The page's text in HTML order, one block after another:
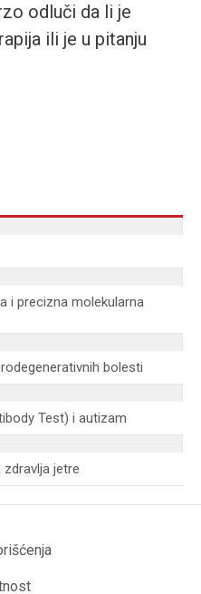
odluči da li je
ili je u pitanju
i precizna molekularna
bolesti
Test) i autizam
jetre